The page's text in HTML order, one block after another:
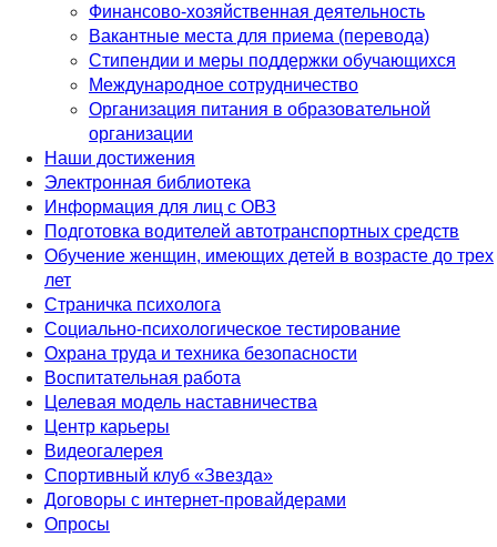
Финансово-хозяйственная деятельность
Вакантные места для приема (перевода)
Стипендии и меры поддержки обучающихся
Международное сотрудничество
Организация питания в образовательной
организации
Наши достижения
Электронная библиотека
Информация для лиц с ОВЗ
Подготовка водителей автотранспортных средств
Обучение женщин, имеющих детей в возрасте до трех
лет
Страничка психолога
Социально-психологическое тестирование
Охрана труда и техника безопасности
Воспитательная работа
Целевая модель наставничества
Центр карьеры
Видеогалерея
Спортивный клуб «Звезда»
Договоры с интернет-провайдерами
Опросы